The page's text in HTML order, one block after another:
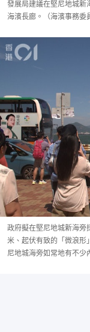
發展局建議在堅尼地城
海濱長廊。（海濱事務委
政府擬在堅尼地城新海旁
米、起伏有致的「微浪
尼地城海旁如常地有不少